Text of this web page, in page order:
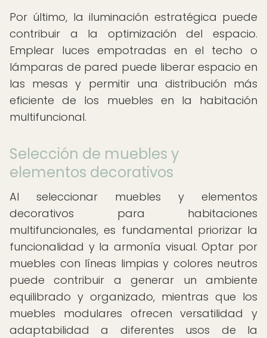
Por último, la iluminación estratégica puede
contribuir a la optimización del espacio.
Emplear luces empotradas en el techo o
lámparas de pared puede liberar espacio en
las mesas y permitir una distribución más
eficiente de los muebles en la habitación
multifuncional.
Selección de muebles y
elementos decorativos
Al seleccionar muebles y elementos
decorativos para habitaciones
multifuncionales, es fundamental priorizar la
funcionalidad y la armonía visual. Optar por
muebles con líneas limpias y colores neutros
puede contribuir a generar un ambiente
equilibrado y organizado, mientras que los
muebles modulares ofrecen versatilidad y
adaptabilidad a diferentes usos de la